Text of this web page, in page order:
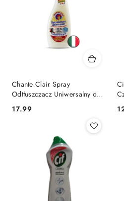
Chante Clair Spray
Odtłuszczacz Uniwersalny o
Zapachu Marsylii 600 ml
(Włochy)
Cena:
17.99